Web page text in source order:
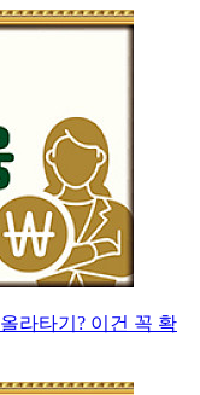
라타기? 이건 꼭 확